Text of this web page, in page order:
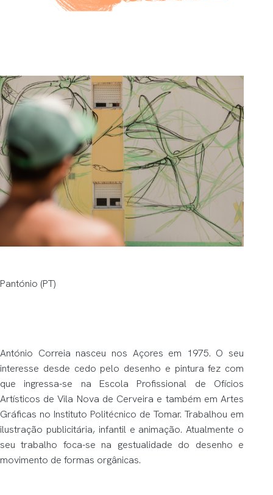
Pantónio (PT)
António Correia nasceu nos Açores em 1975. O seu
interesse desde cedo pelo desenho e pintura fez com
que ingressa-se na Escola Profissional de Ofícios
Artísticos de Vila Nova de Cerveira e também em Artes
Gráficas no Instituto Politécnico de Tomar. Trabalhou em
ilustração publicitária, infantil e animação. Atualmente o
seu trabalho foca-se na gestualidade do desenho e
movimento de formas orgânicas.